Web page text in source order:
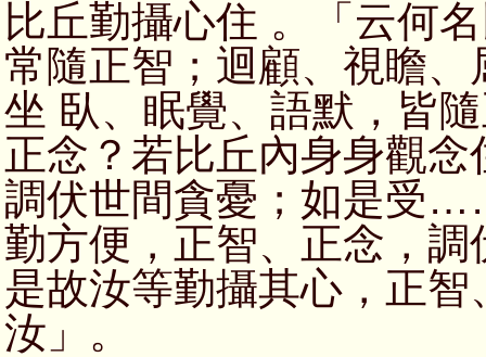
比丘勤攝心住 。「云何
常隨正智；迴顧、視瞻
坐 臥、眠覺、語默，皆
正念？若比丘內身身觀
調伏世間貪憂；如是受
勤方便，正智、正念，
是故汝等勤攝其心，正
汝」。